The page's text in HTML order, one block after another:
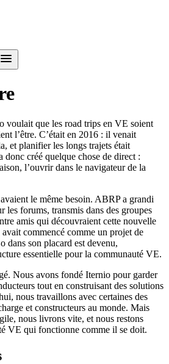

voulait que les road trips en VE soient
l’être. C’était en 2016 : il venait
et planifier les longs trajets était
créé quelque chose de direct :
l’ouvrir dans le navigateur de la
le même besoin. ABRP a grandi
les forums, transmis dans des groupes
amis qui découvraient cette nouvelle
commencé comme un projet de
dans son placard est devenu,
essentielle pour la communauté VE.
Nous avons fondé Iternio pour garder
tout en construisant des solutions
nous travaillons avec certaines des
et constructeurs au monde. Mais
nous livrons vite, et nous restons
VE qui fonctionne comme il se doit.